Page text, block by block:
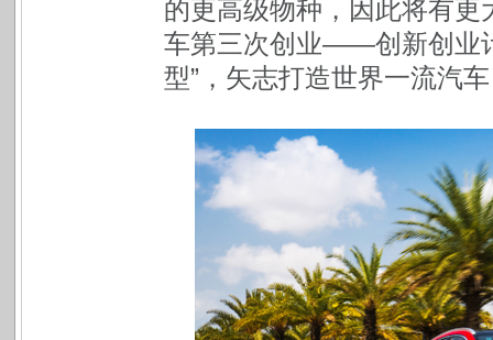
的更高级物种，因此将有
车第三次创业——创新创业
型”，矢志打造世界一流汽